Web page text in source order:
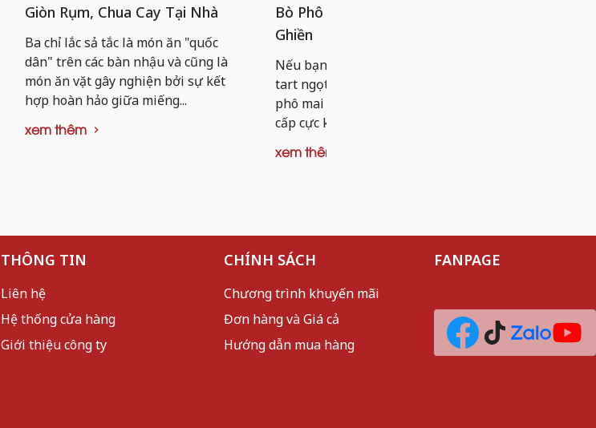
Giòn Rụm, Chua Cay Tại Nhà
Ba chỉ lắc sả tắc là món ăn "quốc
dân" trên các bàn nhậu và cũng là
món ăn vặt gây nghiện bởi sự kết
hợp hoàn hảo giữa miếng...
xem thêm
Bò Phô Mai Béo Ngậy, Ăn Là
Ghiền
Nếu bạn đã quá quen với các loại
tart ngọt, thì tart khoai tây nhân bò
phô mai chính là phiên bản nâng
cấp cực kỳ đáng thử. Thay vì...
xem thêm
THÔNG TIN
Liên hệ
Hệ thống cửa hàng
Giới thiệu công ty
CHÍNH SÁCH
Chương trình khuyến mãi
Đơn hàng và Giá cả
Hướng dẫn mua hàng
FANPAGE